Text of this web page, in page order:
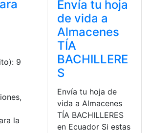
9
la
Envía tu hoja
de vida a
Almacenes
TÍA
BACHILLERE
S
Envía tu hoja de
vida a Almacenes
TÍA BACHILLERES
en Ecuador Si estas